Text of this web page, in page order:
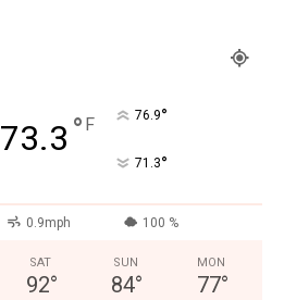
73.3 ° F 76.9°
71.3°
0.9mph 100 %
SAT
92°
SUN
84°
MON
77°